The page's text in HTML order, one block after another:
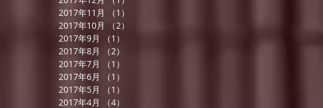
2017年11月
（1）
2017年10月
（2）
2017年9月
（1）
2017年8月
（2）
2017年7月
（1）
2017年6月
（1）
2017年5月
（1）
2017年4月
（4）